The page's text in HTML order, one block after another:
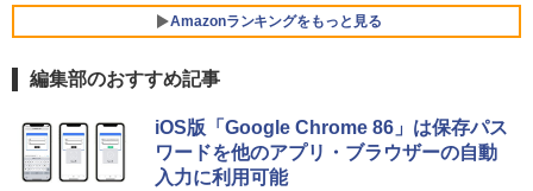
Amazonランキングをもっと見る
Robloxギフトカード - 800 Robux 【限
定バーチャルアイテムを含む】 【オンラ
インゲームコード】 ロブロックス | オン
ラインコード版
生成AIパスポート公式テキスト 第４版
￥1,766
Amazon Kindle - 目に優しい、かさばら
ない、大きな画面で読みやすい、6週間持
続バッテリー、6インチディスプレイ電子
書籍リーダー、マッチャ、16GB、広告な
編集部のおすすめ記事
iOS版「Google Chrome 86」は保存パス
ワードを他のアプリ・ブラウザーの自動
入力に利用可能